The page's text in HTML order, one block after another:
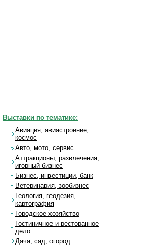
Выставки по тематике:
Авиация, авиастроение,
космос
Авто, мото, сервис
Аттракционы, развлечения,
игорный бизнес
Бизнес, инвестиции, банк
Ветеринария, зообизнес
Геология, геодезия,
картография
Городское хозяйство
Гостиничное и ресторанное
дело
Дача, сад, огород